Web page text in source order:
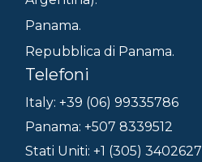
Panama.
Repubblica di Panama.
Telefoni
Italy: +39 (06) 99335786
Panama: +507 8339512
Stati Uniti: +1 (305) 3402627